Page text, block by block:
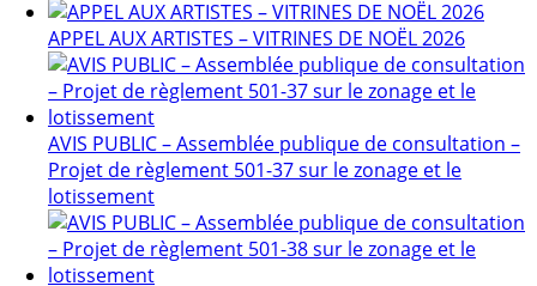
APPEL AUX ARTISTES – VITRINES DE NOËL 2026
AVIS PUBLIC – Assemblée publique de consultation –
Projet de règlement 501-37 sur le zonage et le
lotissement